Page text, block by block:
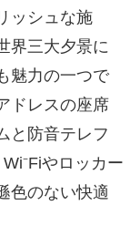
ッシュな施
界三大夕景に
魅力の一つで
ドレスの座席
と防音テレフ
やロッカー
色のない快適